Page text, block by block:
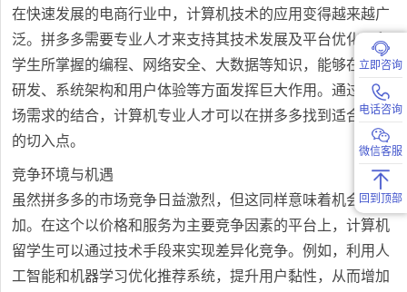
在快速发展的电商行业中，计算机技术的应用变得越来越广
泛。拼多多需要专业人才来支持其技术发展及平台优化。留
学生所掌握的编程、网络安全、大数据等知识，能够在产品
研发、系统架构和用户体验等方面发挥巨大作用。通过与市
场需求的结合，计算机专业人才可以在拼多多找到适合自己
的切入点。
竞争环境与机遇
虽然拼多多的市场竞争日益激烈，但这同样意味着机会的增
加。在这个以价格和服务为主要竞争因素的平台上，计算机
留学生可以通过技术手段来实现差异化竞争。例如，利用人
工智能和机器学习优化推荐系统，提升用户黏性，从而增加
立即咨询
电话咨询
微信客服
回到顶部